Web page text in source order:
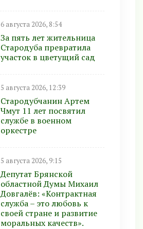
6 августа 2026, 8:54
За пять лет жительница
Стародуба превратила
участок в цветущий сад
5 августа 2026, 12:39
Стародубчанин Артем
Чмут 11 лет посвятил
службе в военном
оркестре
5 августа 2026, 9:15
Депутат Брянской
областной Думы Михаил
Довгалёв: «Контрактная
служба – это любовь к
своей стране и развитие
моральных качеств».